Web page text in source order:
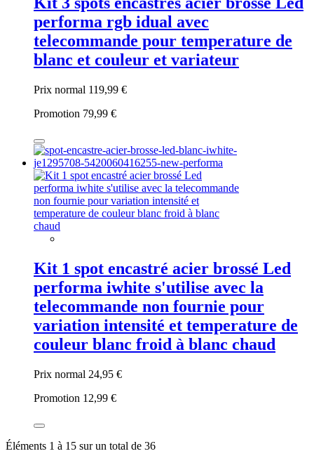
performa rgb idual avec
telecommande pour temperature de
blanc et couleur et variateur
Prix normal 119,99 €
Promotion 79,99 €
Kit 1 spot encastré acier brossé Led
performa iwhite s'utilise avec la
telecommande non fournie pour
variation intensité et temperature de
couleur blanc froid à blanc chaud
Prix normal 24,95 €
Promotion 12,99 €
Éléments 1 à 15 sur un total de 36